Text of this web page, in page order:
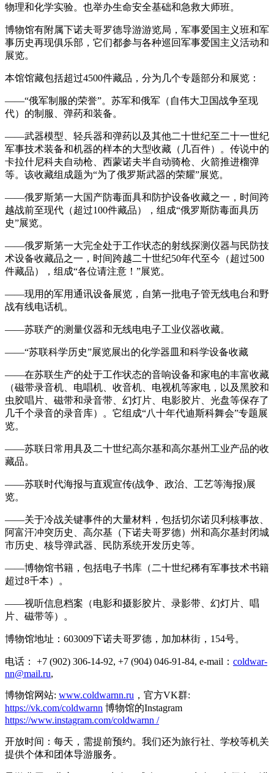
物理和化学实验。也举办生命安全基础和急救大师班。
博物馆有附属下诺夫哥罗德导游游览局，军事爱国主义班和军
事历史再现俱乐部，它们都参与各种巡回军事爱国主义活动和
展览。
本馆馆藏包括超过4500件藏品，分为几个专题部分和展览：
——“俄军制服的荣誉”。苏军和俄军（自伟大卫国战争至现
代）的制服、弹药和装备。
——武器模型、轻兵器和弹药以及其他二十世纪至二十一世纪
军事技术装备和机器的样本的大型收藏（几百件）。传说中的
卡拉什尼科夫自动枪、西蒙诺夫半自动骑枪、火箭推进榴弹
等。该收藏组成题为“为了俄罗斯武器的荣耀”展览。
——俄罗斯第一大国产防毒面具和防护设备收藏之一，时间跨
越战前至现代（超过100件藏品），组成“俄罗斯防毒面具历
史”展览。
——俄罗斯第一大完全处于工作状态的射线探测仪器与民防技
术设备收藏品之一，时间跨越二十世纪50年代至今（超过500
件藏品），组成“各位请注意！”展览。
——现用的军用通讯设备展览，自第一批电子管无线电台和野
战有线电话机。
——苏联产的测量仪器和无线电电子工业仪器收藏。
——“苏联科学历史”展览展出的化学器皿和科学设备收藏
——在苏联生产的处于工作状态的音响设备和家电的丰富收藏
（磁带录音机、电唱机、收音机、电视机等家电，以及黑胶和
虫胶唱片、磁带和录音带、幻灯片、电影胶片、光盘等保存了
几千个录音的录音库）。它组成“八十年代迪斯科舞会”专题展
览。
——苏联日常用具及二十世纪高尔基和高尔基州工业产品的收
藏品。
——苏联时代海报与直观宣传(战争、政治、工艺等海报)展
览。
——关于冷战关键事件的大量材料，包括切尔诺贝利核事故、
阿富汗冲突历史、高尔基（下诺夫哥罗德）州和高尔基封闭城
市历史、核导弹武器、民防系统开发历史等。
——博物馆书籍，包括电子书库（二十世纪稀有军事技术书籍
超过8千本）。
——视听信息档案（电影和摄影胶片、录影带、幻灯片、唱
片、磁带等）。
博物馆地址：603009下诺夫哥罗德，加加林街，154号。
电话： +7 (902) 306-14-92, +7 (904) 046-91-84, e-mail： coldwar-
nn@mail.ru,
博物馆网站: www.coldwarnn.ru ，官方VK群:
https://vk.com/coldwarnn 博物馆的Instagram
https://www.instagram.com/coldwarnn /
开放时间：每天，需提前预约。我们还为旅行社、学校等机关
提供个体和团体导游服务。